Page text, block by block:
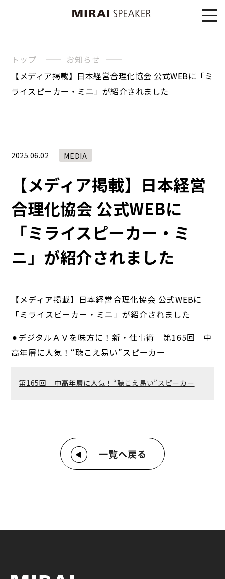
トップ
お知らせ
【メディア掲載】日本経営合理化協会 公式WEBに「ミ
ライスピーカー・ミニ」が紹介されました
2025.06.02 MEDIA
【メディア掲載】日本経営
合理化協会 公式WEBに
「ミライスピーカー・ミ
ニ」が紹介されました
【メディア掲載】日本経営合理化協会 公式WEBに
「ミライスピーカー・ミニ」が紹介されました
⚫︎デジタルＡＶを味方に！新・仕事術 第165回 中
高年層に人気！“聴こえ易い”スピーカー
第165回 中高年層に人気！“聴こえ易い”スピーカー
一覧へ戻る